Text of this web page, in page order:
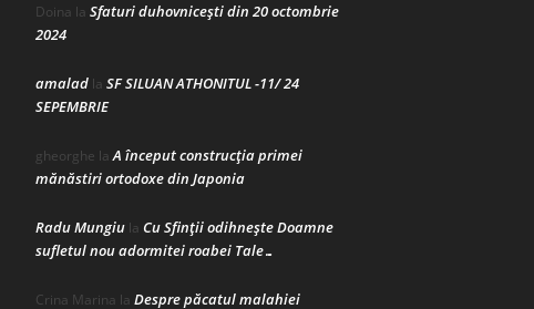
Doina la Sfaturi duhovnicești din 20 octombrie
2024
amalad la SF SILUAN ATHONITUL -11/ 24
SEPEMBRIE
gheorghe laA început construcţia primei
mănăstiri ortodoxe din Japonia
Radu Mungiu la Cu Sfinții odihnește Doamne
sufletul nou adormitei roabei Tale…
Crina Marina la Despre păcatul malahiei